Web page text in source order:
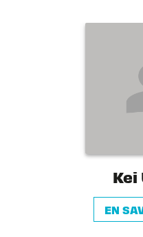
Kei
EN